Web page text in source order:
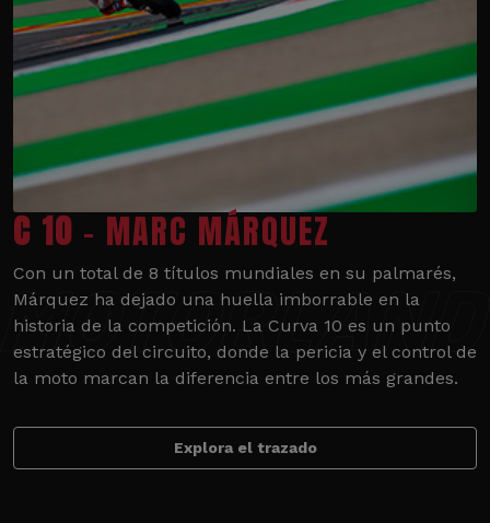
C 10 - MARC MÁRQUEZ
Con un total de 8 títulos mundiales en su palmarés,
Márquez ha dejado una huella imborrable en la
historia de la competición. La Curva 10 es un punto
estratégico del circuito, donde la pericia y el control de
la moto marcan la diferencia entre los más grandes.
Explora el trazado